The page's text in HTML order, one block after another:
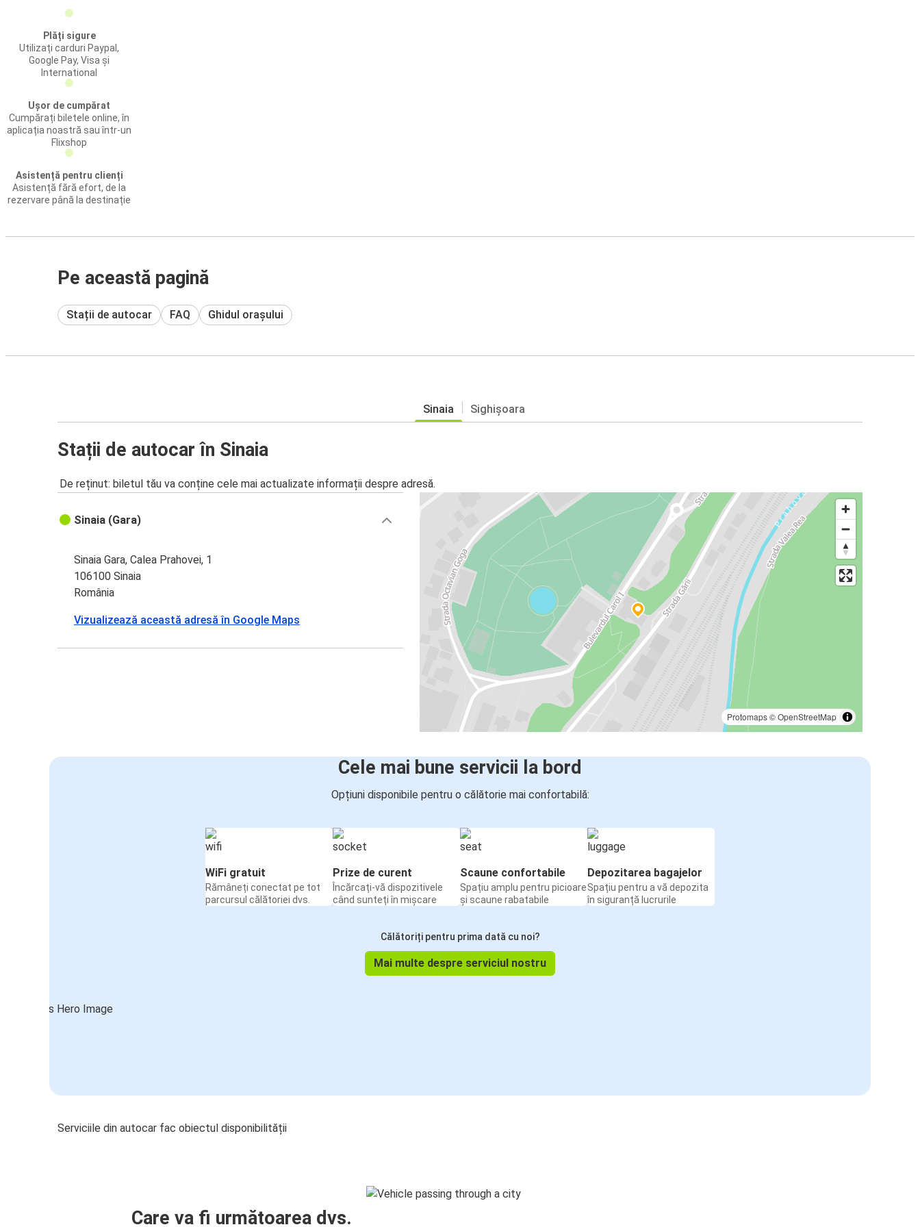
Plăți sigure
Utilizați carduri Paypal,
Google Pay, Visa și
International
Ușor de cumpărat
Cumpărați biletele online, în
aplicația noastră sau într-un
Flixshop
Asistență pentru clienți
Asistență fără efort, de la
rezervare până la destinație
Pe această pagină
Stații de autocar FAQ Ghidul orașului
Sinaia Sighișoara
Stații de autocar în Sinaia
De reținut: biletul tău va conține cele mai actualizate informații despre adresă.
Protomaps©OpenStreetMap
Sinaia (Gara)
Sinaia Gara, Calea Prahovei, 1
106100 Sinaia
România
Vizualizează această adresă în Google Maps
Cele mai bune servicii la bord
Opțiuni disponibile pentru o călătorie mai confortabilă:
WiFi gratuit
Rămâneți conectat pe tot
parcursul călătoriei dvs.
Prize de curent
Încărcați-vă dispozitivele
când sunteți în mișcare
Scaune confortabile
Spațiu amplu pentru picioare
și scaune rabatabile
Depozitarea bagajelor
Spațiu pentru a vă depozita
în siguranță lucrurile
Călătoriți pentru prima dată cu noi?
Mai multe despre serviciul nostru
Serviciile din autocar fac obiectul disponibilității
Care va fi următoarea dvs.